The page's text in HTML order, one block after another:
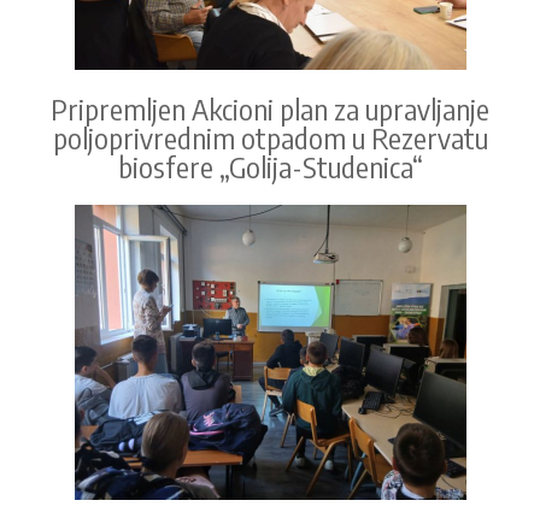
Pripremljen Akcioni plan za upravljanje
poljoprivrednim otpadom u Rezervatu
biosfere „Golija-Studenica“